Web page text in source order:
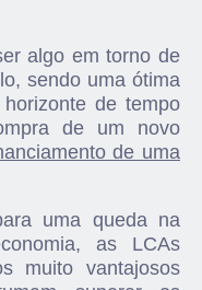
algo em torno de
sendo uma ótima
de tempo
de um novo
de uma
uma queda na
as LCAs
muito vantajosos